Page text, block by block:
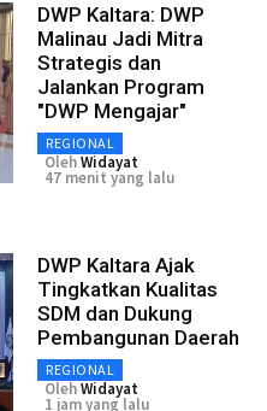
DWP Kaltara: DWP
Malinau Jadi Mitra
Strategis dan
Jalankan Program
"DWP Mengajar"
REGIONAL
OlehWidayat
47 menit yang lalu
DWP Kaltara Ajak
Tingkatkan Kualitas
SDM dan Dukung
Pembangunan Daerah
REGIONAL
OlehWidayat
1 jam yang lalu